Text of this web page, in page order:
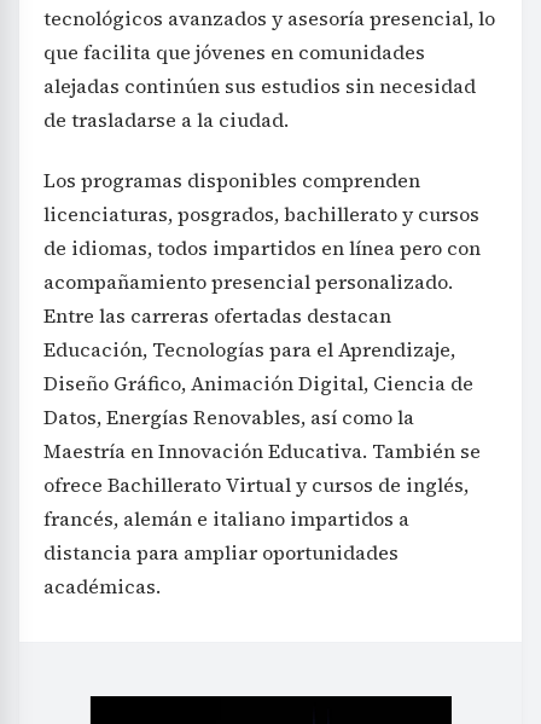
tecnológicos avanzados y asesoría presencial, lo
que facilita que jóvenes en comunidades
alejadas continúen sus estudios sin necesidad
de trasladarse a la ciudad.
Los programas disponibles comprenden
licenciaturas, posgrados, bachillerato y cursos
de idiomas, todos impartidos en línea pero con
acompañamiento presencial personalizado.
Entre las carreras ofertadas destacan
Educación, Tecnologías para el Aprendizaje,
Diseño Gráfico, Animación Digital, Ciencia de
Datos, Energías Renovables, así como la
Maestría en Innovación Educativa. También se
ofrece Bachillerato Virtual y cursos de inglés,
francés, alemán e italiano impartidos a
distancia para ampliar oportunidades
académicas.